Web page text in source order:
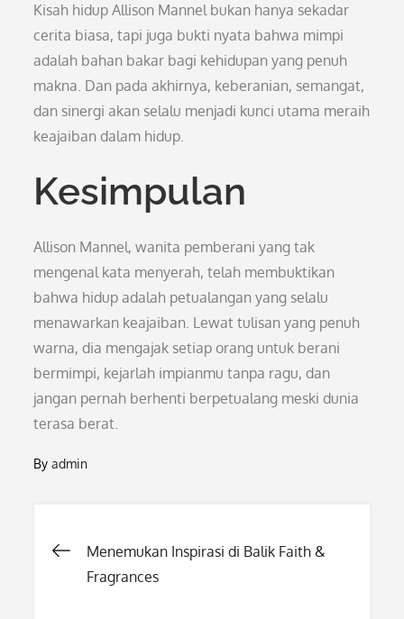
Kisah hidup Allison Mannel bukan hanya sekadar
cerita biasa, tapi juga bukti nyata bahwa mimpi
adalah bahan bakar bagi kehidupan yang penuh
makna. Dan pada akhirnya, keberanian, semangat,
dan sinergi akan selalu menjadi kunci utama meraih
keajaiban dalam hidup.
Kesimpulan
Allison Mannel, wanita pemberani yang tak
mengenal kata menyerah, telah membuktikan
bahwa hidup adalah petualangan yang selalu
menawarkan keajaiban. Lewat tulisan yang penuh
warna, dia mengajak setiap orang untuk berani
bermimpi, kejarlah impianmu tanpa ragu, dan
jangan pernah berhenti berpetualang meski dunia
terasa berat.
Byadmin
Post
Menemukan Inspirasi di Balik Faith &
Fragrances